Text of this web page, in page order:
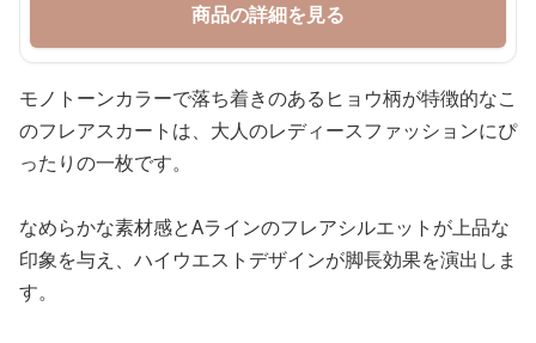
商品の詳細を見る
モノトーンカラーで落ち着きのあるヒョウ柄が特徴的なこ
のフレアスカートは、大人のレディースファッションにぴ
ったりの一枚です。
なめらかな素材感とAラインのフレアシルエットが上品な
印象を与え、ハイウエストデザインが脚長効果を演出しま
す。